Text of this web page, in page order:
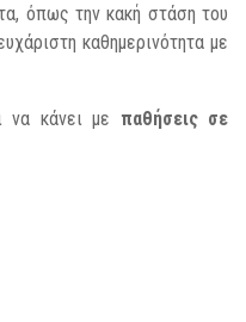
όπως την κακή στάση του
καθημερινότητα με
να κάνει με παθήσεις σε